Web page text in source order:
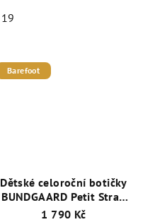
19
Barefoot
Dětské celoroční botičky
BUNDGAARD Petit Strap
BG101068-519 Night Sky
1 790 Kč